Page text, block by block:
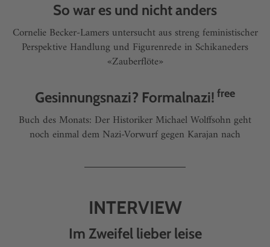
So war es und nicht anders
Cornelie Becker-Lamers untersucht aus streng feministischer
Perspektive Handlung und Figurenrede in Schikaneders
«Zauberflöte»
Gesinnungsnazi? Formalnazi! free
Buch des Monats: Der Historiker Michael Wolffsohn geht
noch einmal dem Nazi-Vorwurf gegen Karajan nach
INTERVIEW
Im Zweifel lieber leise